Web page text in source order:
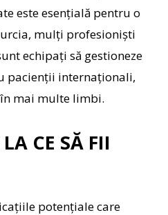
este esențială pentru o
mulți profesioniști
echipați să gestioneze
pacienții internaționali,
mai multe limbi.
CE SĂ FII
potențiale care